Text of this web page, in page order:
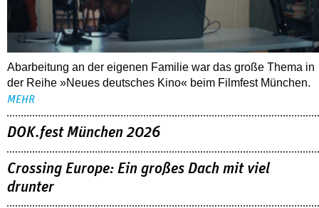
Abarbeitung an der eigenen Familie war das große Thema in
der Reihe »Neues deutsches Kino« beim Filmfest München.
MEHR
DOK.fest München 2026
Crossing Europe: Ein großes Dach mit viel
drunter